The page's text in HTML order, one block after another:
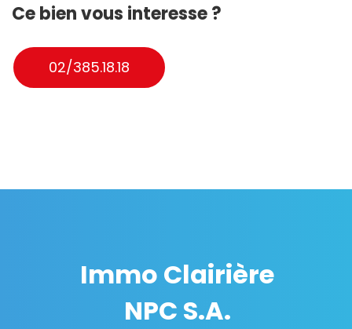
Ce bien vous interesse ?
02/385.18.18
Immo Clairière
NPC S.A.